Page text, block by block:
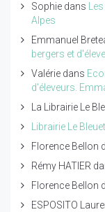
Sophie dans
Alpes
Emmanuel
bergers et
Valérie dans
d'éleveurs.
La Librairie Le
Librairie Le
Florence Bellon
Rémy HATIER
Florence Bellon
ESPOSITO